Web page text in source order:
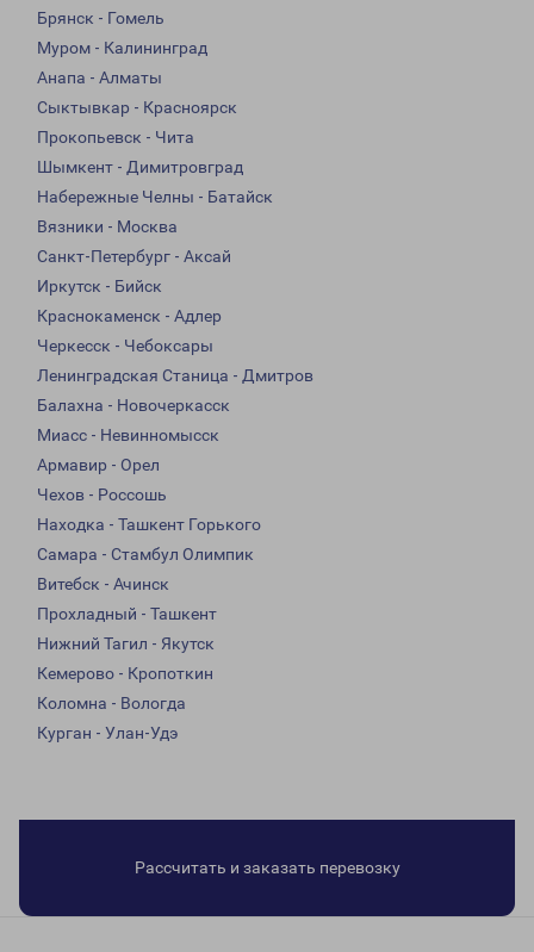
Брянск - Гомель
Муром - Калининград
Анапа - Алматы
Сыктывкар - Красноярск
Прокопьевск - Чита
Шымкент - Димитровград
Набережные Челны - Батайск
Вязники - Москва
Санкт-Петербург - Аксай
Иркутск - Бийск
Краснокаменск - Адлер
Черкесск - Чебоксары
Ленинградская Станица - Дмитров
Балахна - Новочеркасск
Миасс - Невинномысск
Армавир - Орел
Чехов - Россошь
Находка - Ташкент Горького
Самара - Стамбул Олимпик
Витебск - Ачинск
Прохладный - Ташкент
Нижний Тагил - Якутск
Кемерово - Кропоткин
Коломна - Вологда
Курган - Улан-Удэ
Рассчитать и заказать перевозку